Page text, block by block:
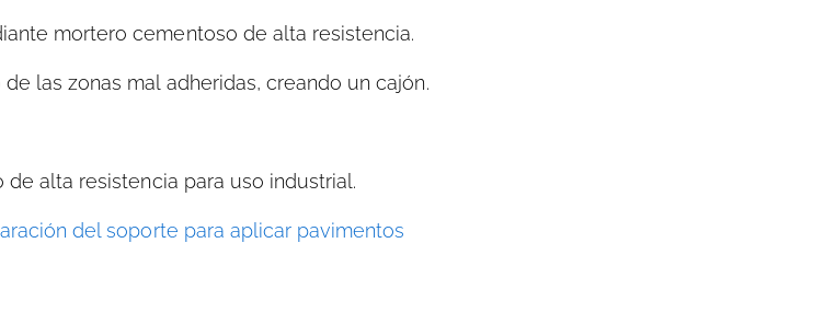
mortero cementoso de alta resistencia.
las zonas mal adheridas, creando un cajón.
alta resistencia para uso industrial.
del soporte para aplicar pavimentos